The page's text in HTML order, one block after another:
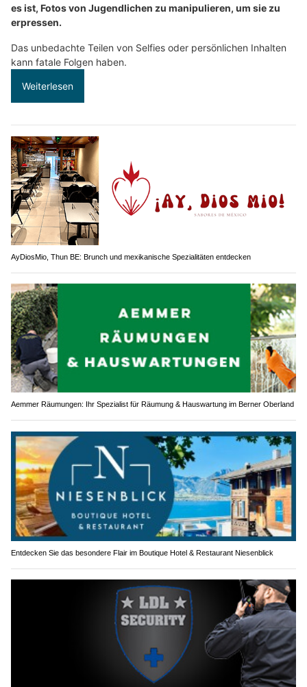
es ist, Fotos von Jugendlichen zu manipulieren, um sie zu
erpressen.
Das unbedachte Teilen von Selfies oder persönlichen Inhalten
kann fatale Folgen haben.
Weiterlesen
AyDiosMio, Thun BE: Brunch und mexikanische Spezialitäten entdecken
Aemmer Räumungen: Ihr Spezialist für Räumung & Hauswartung im Berner Oberland
Entdecken Sie das besondere Flair im Boutique Hotel & Restaurant Niesenblick